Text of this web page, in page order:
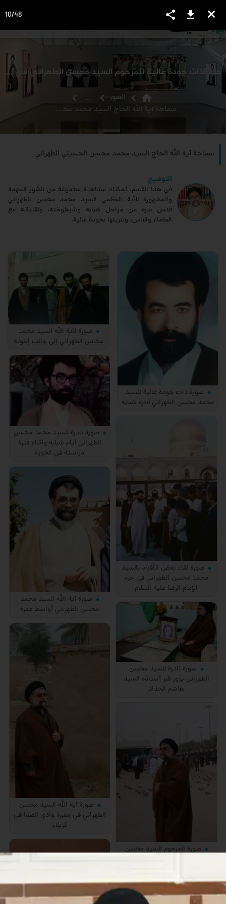
view_headline
صورةذات جودة عالية للمرحوم السيد محسن الطهراني في زواج أحد أبنائه
home الصور
...
سماحة آية الله الحاج السيد محمد محسن الحسيني الطهراني
سماحة آية الله الحاج السيد محمد محسن الحسيني الطهراني
التوضيح
في هذا القسم، يُمكنك مشاهدة مجموعة من الصُّور المهمة
والمشهورة للآية العظمى السيد محمد محسن الطهراني
قدس سره من مراحل شبابه وشيخوخته، ولقاءاته مع
العلماء والناس، وتنزيلها بجودة عالية.
صورة ذات جودة عالية للسيد
محمد محسن الطهراني فترة شبابه
صورة لآية الله السيد محمد
محسن الطهراني إلى جانب إخوته
صورة نادرة للسيد محمد محسن
الطهراني أيام شبابه وأثناء فترة
دراسته في الحوزة
صورة لقاء بعض الأفراد بالسيد
محمد محسن الطهراني في حرم
الإمام الرضا عليه السلام
صورة آية الله السيد محمد
محسن الطهراني أواسط عمره
صورة نادرة للسيد محسن
الطهراني يزور قبر أستاذه السيد
هاشم الحداد
صورة آية الله السيد محسن
الطهراني في مقبرة وادي الصفا في
كربلاء
صورة المرحوم السيد محسن
close
download
share
10/48